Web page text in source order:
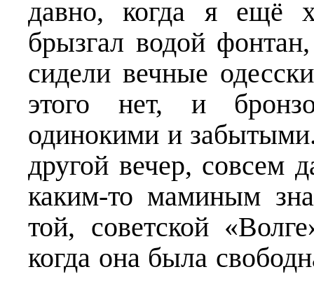
давно, когда я ещё
брызгал водой
сидели вечные
этого нет, и
одинокими и
другой вечер,
каким-то маминым
той, советской
когда она была